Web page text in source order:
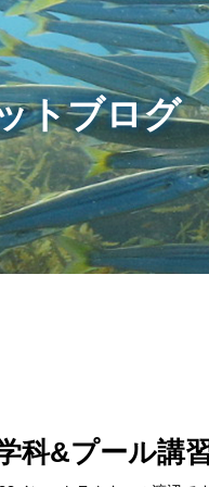
トブログ
科&プール講